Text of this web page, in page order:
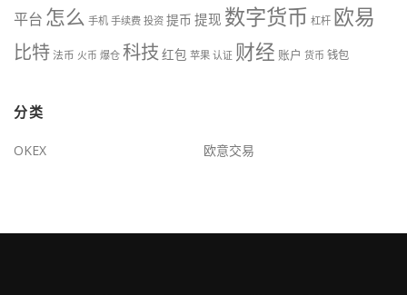
平台 怎么 手机 手续费 投资 提币 提现 数字货币 杠杆 欧易
比特法币 火币 爆仓 科技 红包 苹果 认证 财经 账户 货币 钱包
分类
OKEX 欧意交易